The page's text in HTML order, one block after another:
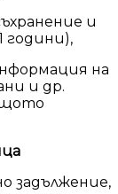
и
години),
на
и др.
задължение,